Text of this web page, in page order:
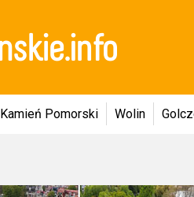
Kamień Pomorski Wolin